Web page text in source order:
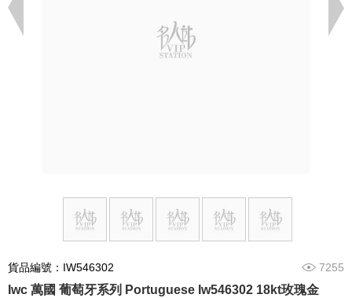
貨品編號：IW546302 7255
Iwc 萬國 葡萄牙系列 Portuguese Iw546302 18kt玫瑰金